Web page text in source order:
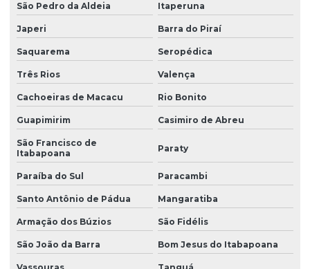
São Pedro da Aldeia Itaperuna
Japeri Barra do Piraí
Saquarema Seropédica
Três Rios Valença
Cachoeiras de Macacu Rio Bonito
Guapimirim Casimiro de Abreu
São Francisco de
Itabapoana
Paraty
Paraíba do Sul Paracambi
Santo Antônio de Pádua Mangaratiba
Armação dos Búzios São Fidélis
São João da Barra Bom Jesus do Itabapoana